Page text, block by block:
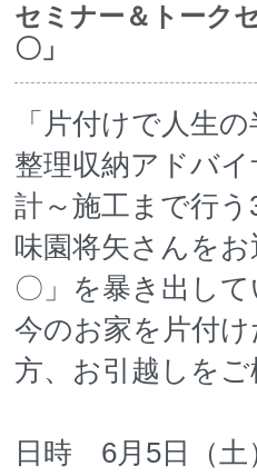
セミナー＆トーク
〇」
「片付けで人生
整理収納アドバ
計～施工まで行
味園将矢さんを
〇」を暴き出して
今のお家を片付
方、お引越しを
日時 6月5日（土